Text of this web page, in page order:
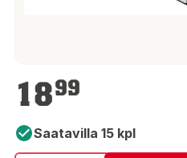
18,99 €
1899
Saatavilla 15 kpl